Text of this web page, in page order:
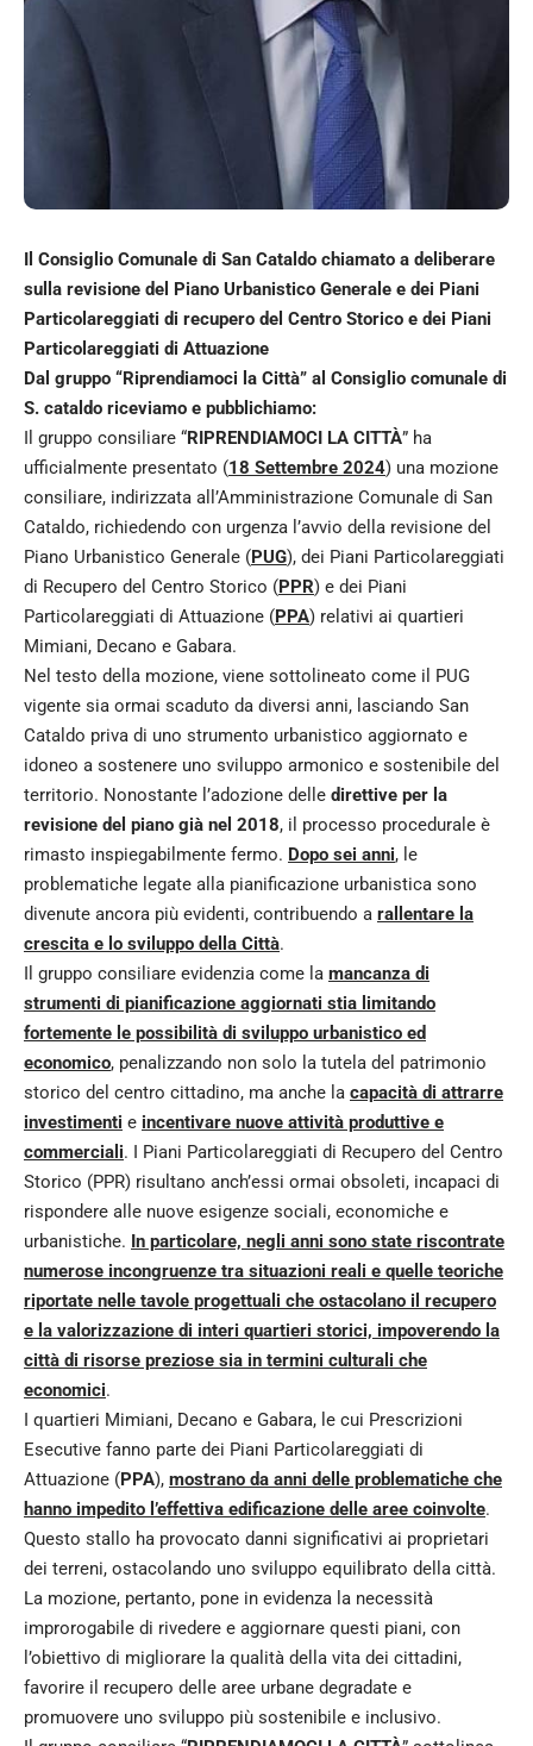
Il Consiglio Comunale di San Cataldo chiamato a deliberare
sulla revisione del Piano Urbanistico Generale e dei Piani
Particolareggiati di recupero del Centro Storico e dei Piani
Particolareggiati di Attuazione
Dal gruppo “Riprendiamoci la Città” al Consiglio comunale di
S. cataldo riceviamo e pubblichiamo:
Il gruppo consiliare “RIPRENDIAMOCI LA CITTÀ” ha
ufficialmente presentato (18 Settembre 2024) una mozione
consiliare, indirizzata all’Amministrazione Comunale di San
Cataldo, richiedendo con urgenza l’avvio della revisione del
Piano Urbanistico Generale (PUG), dei Piani Particolareggiati
di Recupero del Centro Storico (PPR) e dei Piani
Particolareggiati di Attuazione (PPA) relativi ai quartieri
Mimiani, Decano e Gabara.
Nel testo della mozione, viene sottolineato come il PUG
vigente sia ormai scaduto da diversi anni, lasciando San
Cataldo priva di uno strumento urbanistico aggiornato e
idoneo a sostenere uno sviluppo armonico e sostenibile del
territorio. Nonostante l’adozione delle direttive per la
revisione del piano già nel 2018, il processo procedurale è
rimasto inspiegabilmente fermo. Dopo sei anni, le
problematiche legate alla pianificazione urbanistica sono
divenute ancora più evidenti, contribuendo a rallentare la
crescita e lo sviluppo della Città.
Il gruppo consiliare evidenzia come la mancanza di
strumenti di pianificazione aggiornati stia limitando
fortemente le possibilità di sviluppo urbanistico ed
economico, penalizzando non solo la tutela del patrimonio
storico del centro cittadino, ma anche la capacità di attrarre
investimenti e incentivare nuove attività produttive e
commerciali. I Piani Particolareggiati di Recupero del Centro
Storico (PPR) risultano anch’essi ormai obsoleti, incapaci di
rispondere alle nuove esigenze sociali, economiche e
urbanistiche. In particolare, negli anni sono state riscontrate
numerose incongruenze tra situazioni reali e quelle teoriche
riportate nelle tavole progettuali che ostacolano il recupero
e la valorizzazione di interi quartieri storici, impoverendo la
città di risorse preziose sia in termini culturali che
economici.
I quartieri Mimiani, Decano e Gabara, le cui Prescrizioni
Esecutive fanno parte dei Piani Particolareggiati di
Attuazione (PPA), mostrano da anni delle problematiche che
hanno impedito l’effettiva edificazione delle aree coinvolte.
Questo stallo ha provocato danni significativi ai proprietari
dei terreni, ostacolando uno sviluppo equilibrato della città.
La mozione, pertanto, pone in evidenza la necessità
improrogabile di rivedere e aggiornare questi piani, con
l’obiettivo di migliorare la qualità della vita dei cittadini,
favorire il recupero delle aree urbane degradate e
promuovere uno sviluppo più sostenibile e inclusivo.